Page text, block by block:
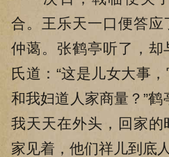
合。王乐天一口便答
仲蔼。张鹤亭听了，却
氏道：“这是儿女大事
和我妇道人家商量？”鹤
我天天在外头，回家的
家见着，他们祥儿到底